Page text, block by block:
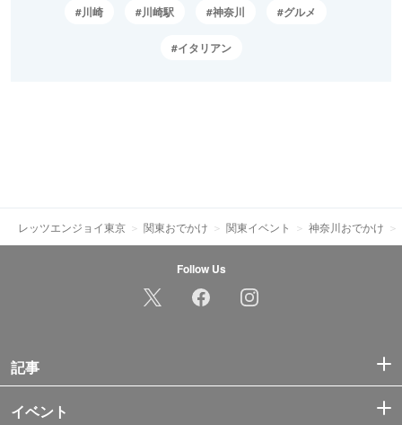
川崎 川崎駅 神奈川 グルメ
イタリアン
レッツエンジョイ東京 関東おでかけ 関東イベント 神奈川おでかけ
Follow Us
記事
イベント